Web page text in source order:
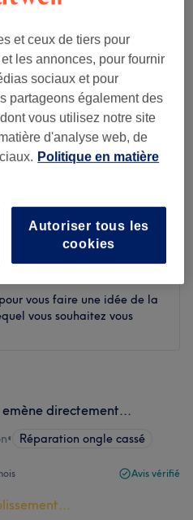
Filtrer par évaluation
vous faire une idée de la
vous souhaitez vous
directement...
• Réparation ongle cassé
Avis vérifié
et ceux de tiers pour
les annonces, pour fournir
sociaux et pour
partageons également des
vous utilisez notre site
d'analyse web, de
Politique en matière
Autoriser tous les
cookies